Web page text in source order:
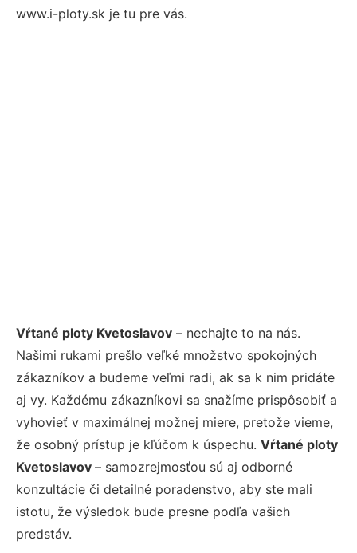
www.i-ploty.sk je tu pre vás.
Vŕtané ploty Kvetoslavov – nechajte to na nás.
Našimi rukami prešlo veľké množstvo spokojných
zákazníkov a budeme veľmi radi, ak sa k nim pridáte
aj vy. Každému zákazníkovi sa snažíme prispôsobiť a
vyhovieť v maximálnej možnej miere, pretože vieme,
že osobný prístup je kľúčom k úspechu. Vŕtané ploty
Kvetoslavov – samozrejmosťou sú aj odborné
konzultácie či detailné poradenstvo, aby ste mali
istotu, že výsledok bude presne podľa vašich
predstáv.